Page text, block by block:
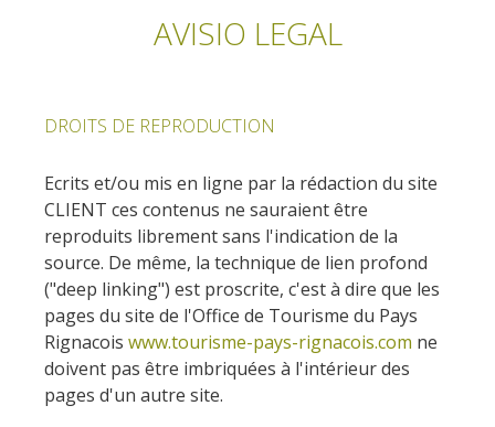
Belcastel: pueblo y castillo
Los parajes
naturales
El sendero etno-botanico en
Ségala "Al travers"
La zona húmeda de
Vistas
Senderismo
Cicloturismo
Equitación
Actividades
náuticas, baño
Actividades
deportivas
Hoteles y centros
de vacaciones
Casas de
huéspedes
Casas rurales y
de alquiler
Restaurantes
La castaña
Las vinas
Las ferias y
AVISIO LEGAL
DROITS DE REPRODUCTION
Ecrits et/ou mis en ligne par la rédaction du site
CLIENT ces contenus ne sauraient être
reproduits librement sans l'indication de la
source. De même, la technique de lien profond
("deep linking") est proscrite, c'est à dire que les
pages du site de l'Office de Tourisme du Pays
Rignacois www.tourisme-pays-rignacois.com ne
doivent pas être imbriquées à l'intérieur des
pages d'un autre site.